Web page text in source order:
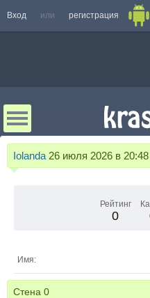
Вход или регистрация
Iolanda 26 июля 2026 в 20:48
Рейтинг
0
Имя:
Стена 0